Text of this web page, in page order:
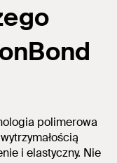
polimerowa
i elastyczny. Nie